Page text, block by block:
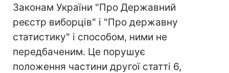
Законам України "Про Державний
реєстр виборців" і "Про державну
статистику" і способом, ними не
передбаченим. Це порушує
положення частини другої статті 6,